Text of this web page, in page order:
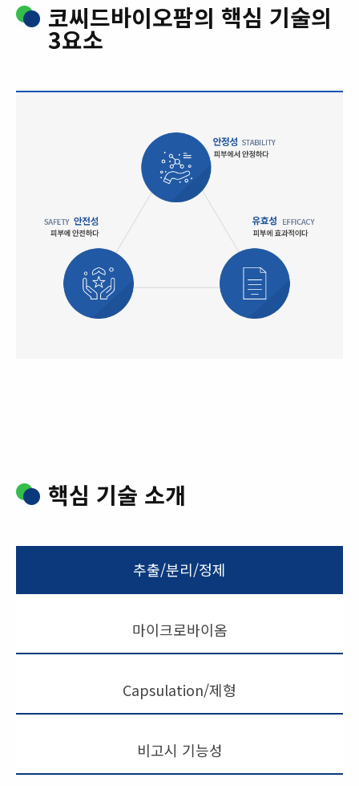
코씨드바이오팜의 핵심 기술의
3요소
핵심 기술 소개
추출/분리/정제
마이크로바이옴
Capsulation/제형
비고시 기능성